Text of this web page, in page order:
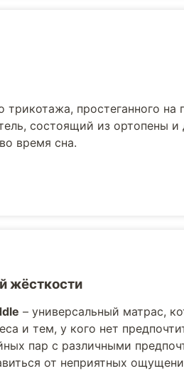
трикотажа, простеганного
состоящий из ортопены
время сна.
жёсткости
– универсальный матрас,
и тем, у кого нет
пар с различными
от неприятных